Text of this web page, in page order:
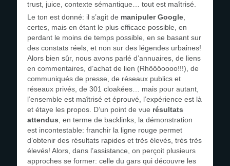
trust, juice, contexte sémantique… tout est maîtrisé.
Le ton est donné: il s’agit de manipuler Google
certes, mais en étant le plus efficace possible, en
perdant le moins de temps possible, en se basant sur
des constats réels, et non sur des légendes urbaines!
Alors bien sûr, nous avons parlé d’annuaires, de liens
en commentaires, d’achat de lien (Rhôôôoooo!!!), de
communiqués de presse, de réseaux publics et
réseaux privés, de 301 cloakées… mais pour autant,
l’ensemble est maîtrisé et éprouvé, l’expérience est là
et étaye les propos. D’un point de vue résultats
attendus , en terme de backlinks, la démonstration
est incontestable: franchir la ligne rouge permet
d’obtenir des résultats rapides et très élevés, très très
élevés! Alors, dans l’assistance, on perçoit plusieurs
approches se former: celle du gars qui découvre les